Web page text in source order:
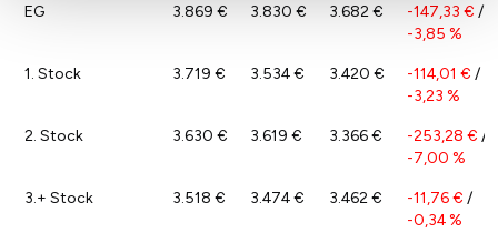
EG 3.869 € 3.830 € 3.682 € -147,33 € /
-3,85 %
1. Stock 3.719 € 3.534 € 3.420 € -114,01 € /
-3,23 %
2. Stock 3.630 € 3.619 € 3.366 € -253,28 € /
-7,00 %
3.+ Stock 3.518 € 3.474 € 3.462 € -11,76 € /
-0,34 %